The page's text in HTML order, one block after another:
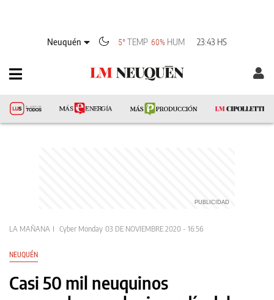
Neuquén 5° TEMP 60% HUM 23:43 HS
LA MAÑANA Cyber Monday 03 DE NOVIEMBRE 2020 - 16:56
NEUQUÉN
Casi 50 mil neuquinos